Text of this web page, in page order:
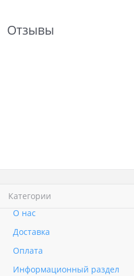
Отзывы
Категории
О нас
Доставка
Оплата
Информационный раздел